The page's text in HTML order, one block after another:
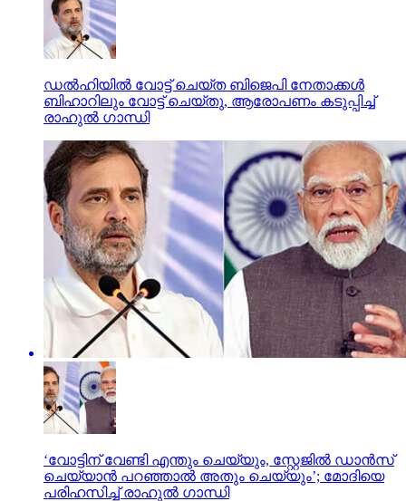
ഡല്‍ഹിയില്‍ വോട്ട് ചെയ്ത ബിജെപി നേതാക്കള്‍
ബിഹാറിലും വോട്ട് ചെയ്തു, ആരോപണം കടുപ്പിച്ച്
രാഹുല്‍ ഗാന്ധി
‘വോട്ടിന് വേണ്ടി എന്തും ചെയ്യും, സ്റ്റേജിൽ ഡാൻസ്
ചെയ്യാൻ പറഞ്ഞാൽ അതും ചെയ്യും’; മോദിയെ
പരിഹസിച്ച് രാഹുൽ ഗാന്ധി